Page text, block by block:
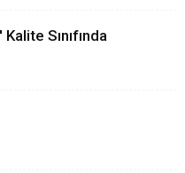
Sınıfında